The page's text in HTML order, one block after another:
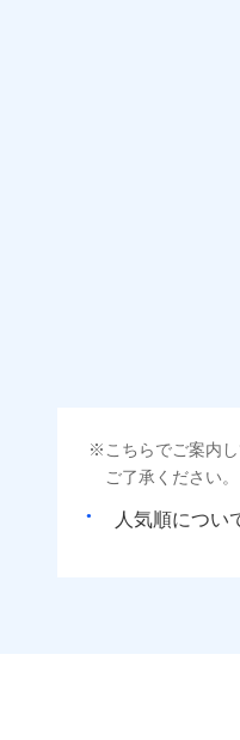
こちらでご案内
ご了承ください。
人気順につい